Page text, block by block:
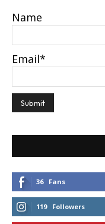
Name
Email*
36 Fans
119 Followers